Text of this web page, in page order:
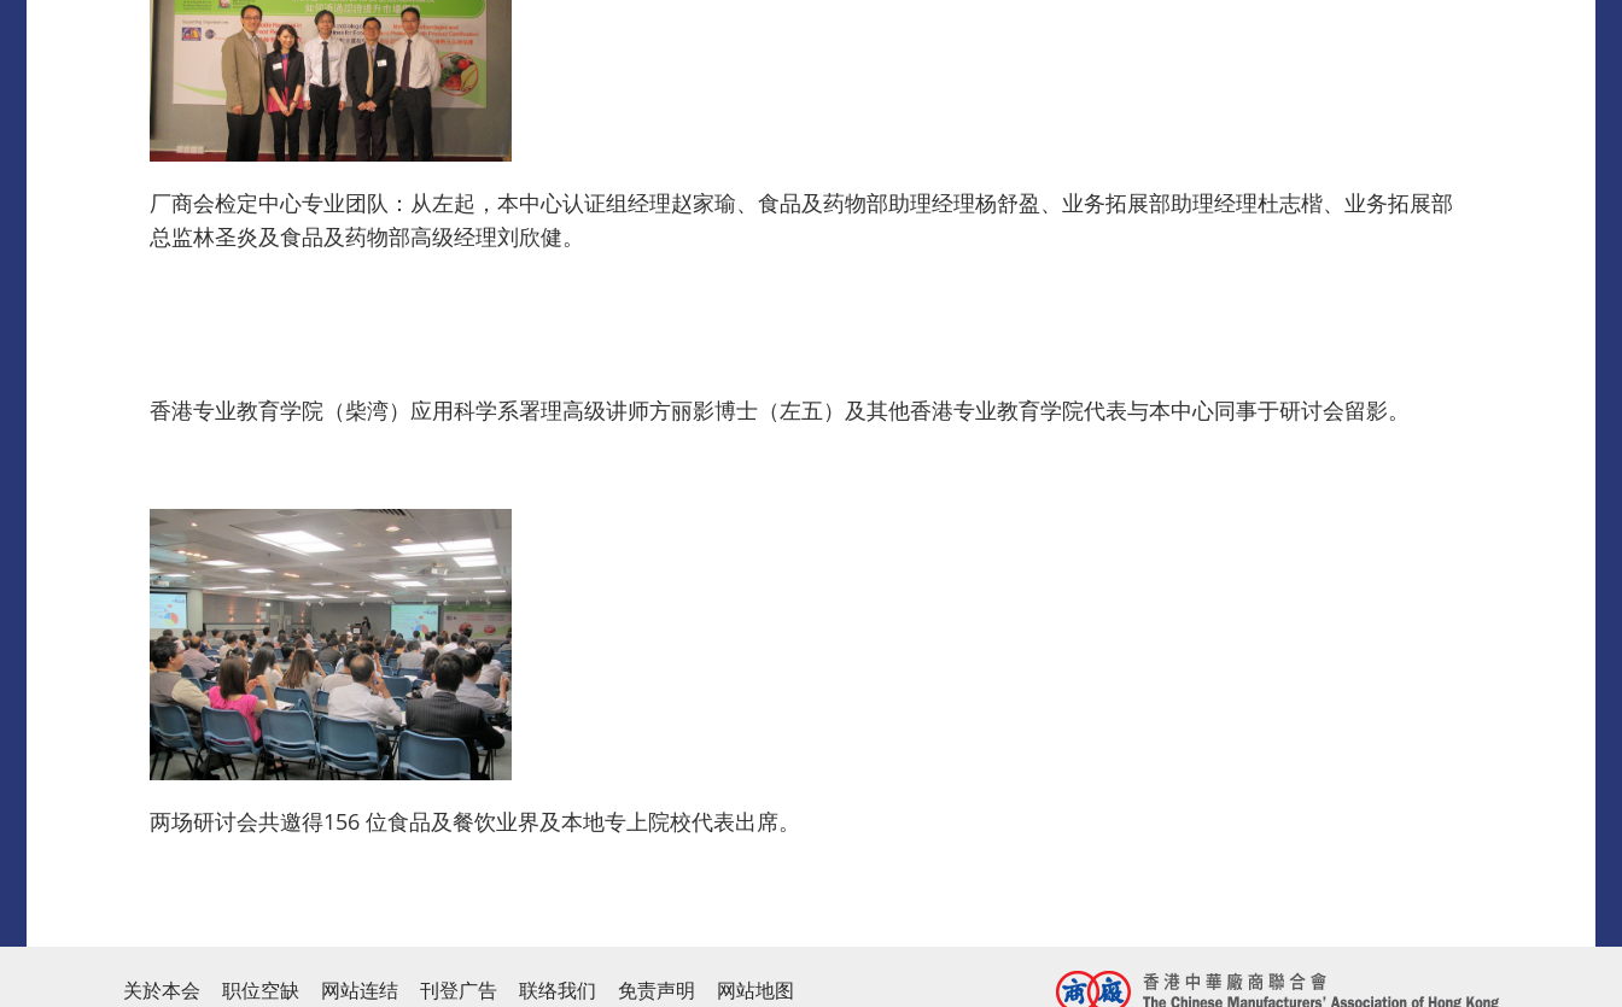
厂商会检定中心专业团队：从左起，本中心认证组经理赵家瑜、食品及药物部助理经理杨舒盈、业务拓展部助理经理杜志楷、业务拓展部
总监林圣炎及食品及药物部高级经理刘欣健。
香港专业教育学院（柴湾）应用科学系署理高级讲师方丽影博士（左五）及其他香港专业教育学院代表与本中心同事于研讨会留影。
两场研讨会共邀得156 位食品及餐饮业界及本地专上院校代表出席。
关於本会 职位空缺 网站连结 刊登广告 联络我们 免责声明 网站地图